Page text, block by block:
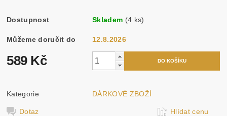
Dostupnost Skladem (4 ks)
Můžeme doručit do 12.8.2026
589 Kč
Kategorie DÁRKOVÉ ZBOŽÍ
Dotaz Hlídat cenu